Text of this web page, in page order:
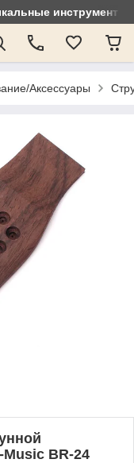
Аксессуары
Music BR-24